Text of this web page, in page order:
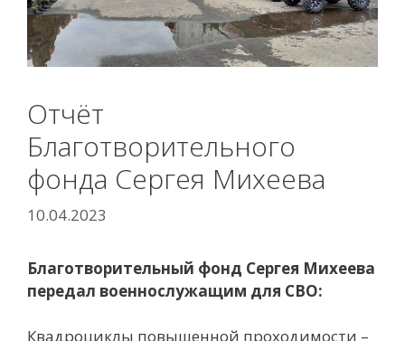
Отчёт
Благотворительного
фонда Сергея Михеева
10.04.2023
Благотворительный фонд Сергея Михеева
передал военнослужащим для СВО:
Квадроциклы повышенной проходимости –